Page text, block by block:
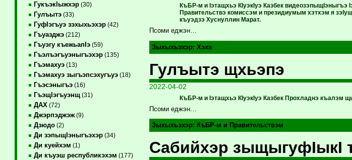
ГукъэкIыжхэр(30)
Гулъытэ(33)
ГуфIэгъуэ зэхыхьэхэр(42)
Гъуазджэ(212)
Гъуэгу къежьапIэ(59)
Гъэлъэгъуэныгъэхэр(135)
Гъэмахуэ(13)
Гъэмахуэ зыгъэпсэхугъуэ(18)
Гъэсэныгъэ(16)
ГъэщIэгъуэнщ(31)
ДАХ (72)
Джэрпэджэж(9)
Дзюдо(2)
Ди зэпыщIэныгъэхэр(34)
Ди куейхэм (1)
Ди къуэш республикэхэм (177)
КъБР-м и Iэтащхьэ КIуэкIуэ Казбек
Правительствэ комиссэм и президиумым хэтхэм я
къуэдзэ Хуснуллин Марат.
Псоми еджэн…
Зыхыхьэхэр: Хэха
Гулъытэ щхьэпэ
2022-04-02
КъБР-м и Iэтащхьэ КIуэкIуэ Казбек Прохладнэ къалэм
Псоми еджэн…
Зыхыхьэхэр: КъБР-м и Правительствэм
Сабийхэр зыщыгуфIыкI